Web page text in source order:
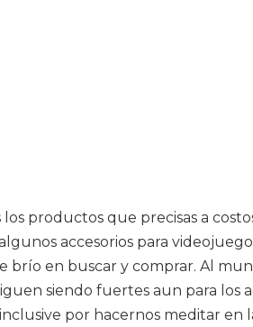
productos que precisas a
accesorios para
en buscar y comprar. Al
siendo fuertes aun para
por hacernos meditar en